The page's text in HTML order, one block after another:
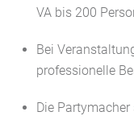
VA bis 200
Bei
professionelle
Die